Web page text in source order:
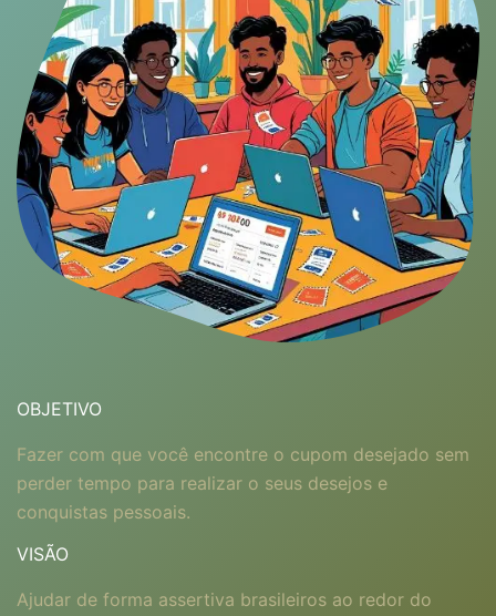
OBJETIVO
Fazer com que você encontre o cupom desejado sem
perder tempo para realizar o seus desejos e
conquistas pessoais.
VISÃO
Ajudar de forma assertiva brasileiros ao redor do